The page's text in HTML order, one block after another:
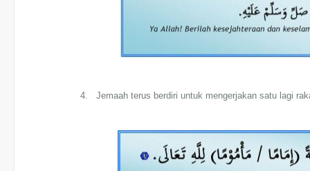
4. Jemaah terus berdiri untuk mengerjakan satu lagi